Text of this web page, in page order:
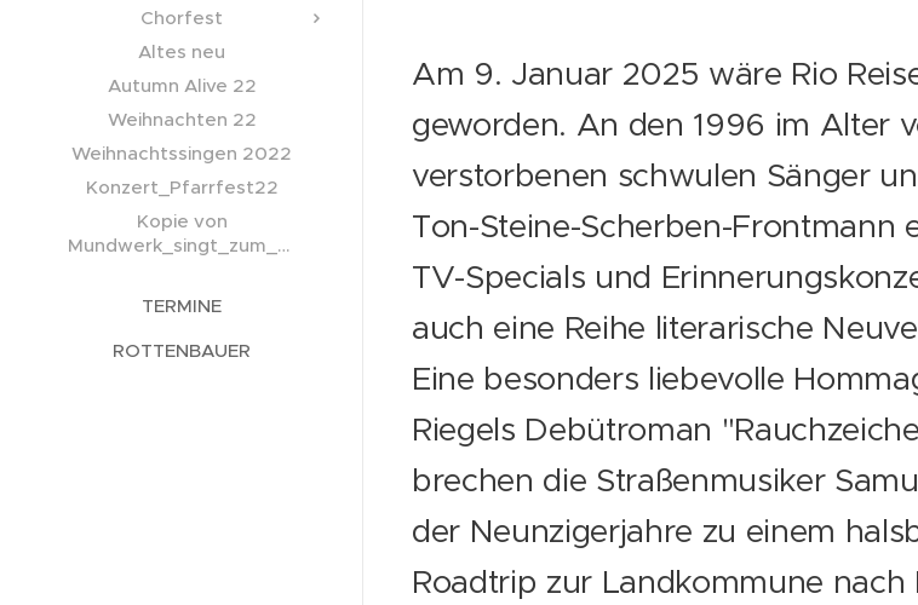
Chorfest
Altes neu
Autumn Alive 22
Weihnachten 22
Weihnachtssingen 2022
Konzert_Pfarrfest22
Kopie von
Mundwerk_singt_zum_Advent
TERMINE
ROTTENBAUER
Am 9. Januar 2025 wäre Rio
geworden. An den 1996 im Alter
verstorbenen schwulen Sänger
Ton-Steine-Scherben-Frontmann
TV-Specials und
auch eine Reihe literarische
Eine besonders liebevolle
Riegels Debütroman
brechen die Straßenmusiker
der Neunzigerjahre zu einem
Roadtrip zur Landkommune nach